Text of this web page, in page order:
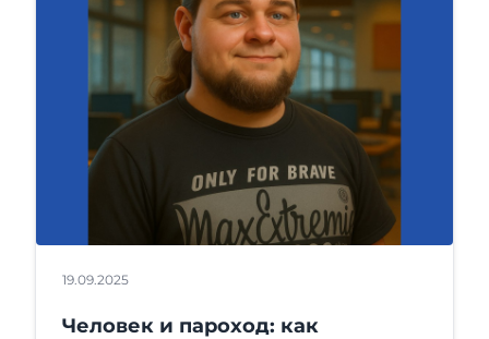
19.09.2025
Человек и пароход: как